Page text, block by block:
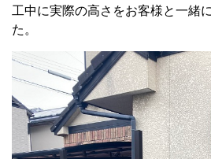
工中に実際の高さをお客様と一緒
た。